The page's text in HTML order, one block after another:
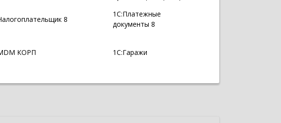
8
1С:Платежные
документы 8
КОРП 1С:Гаражи